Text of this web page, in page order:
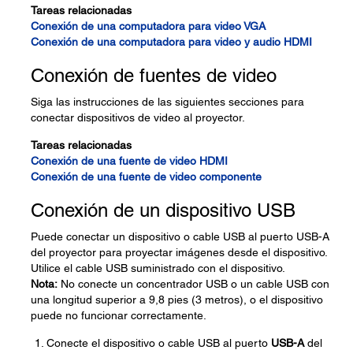
Tareas relacionadas
Conexión de una computadora para video VGA
Conexión de una computadora para video y audio HDMI
Conexión de fuentes de video
Siga las instrucciones de las siguientes secciones para
conectar dispositivos de video al proyector.
Tareas relacionadas
Conexión de una fuente de video HDMI
Conexión de una fuente de video componente
Conexión de un dispositivo USB
Puede conectar un dispositivo o cable USB al puerto USB-A
del proyector para proyectar imágenes desde el dispositivo.
Utilice el cable USB suministrado con el dispositivo.
Nota: No conecte un concentrador USB o un cable USB con
una longitud superior a 9,8 pies (3 metros), o el dispositivo
puede no funcionar correctamente.
Conecte el dispositivo o cable USB al puerto USB-Adel